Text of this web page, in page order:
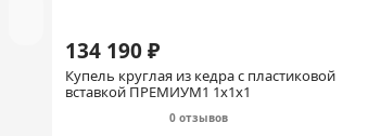
134 190 ₽
Купель круглая из кедра с пластиковой
вставкой ПРЕМИУМ1 1х1х1
0 отзывов